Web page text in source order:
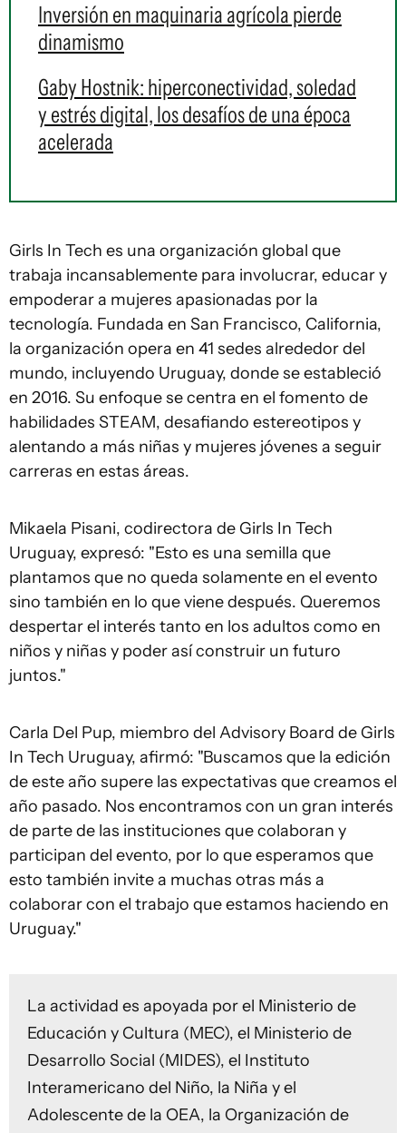
Inversión en maquinaria agrícola pierde
dinamismo
Gaby Hostnik: hiperconectividad, soledad
y estrés digital, los desafíos de una época
acelerada
Girls In Tech es una organización global que
trabaja incansablemente para involucrar, educar y
empoderar a mujeres apasionadas por la
tecnología. Fundada en San Francisco, California,
la organización opera en 41 sedes alrededor del
mundo, incluyendo Uruguay, donde se estableció
en 2016. Su enfoque se centra en el fomento de
habilidades STEAM, desafiando estereotipos y
alentando a más niñas y mujeres jóvenes a seguir
carreras en estas áreas.
Mikaela Pisani, codirectora de Girls In Tech
Uruguay, expresó: "Esto es una semilla que
plantamos que no queda solamente en el evento
sino también en lo que viene después. Queremos
despertar el interés tanto en los adultos como en
niños y niñas y poder así construir un futuro
juntos."
Carla Del Pup, miembro del Advisory Board de Girls
In Tech Uruguay, afirmó: "Buscamos que la edición
de este año supere las expectativas que creamos el
año pasado. Nos encontramos con un gran interés
de parte de las instituciones que colaboran y
participan del evento, por lo que esperamos que
esto también invite a muchas otras más a
colaborar con el trabajo que estamos haciendo en
Uruguay."
La actividad es apoyada por el Ministerio de
Educación y Cultura (MEC), el Ministerio de
Desarrollo Social (MIDES), el Instituto
Interamericano del Niño, la Niña y el
Adolescente de la OEA, la Organización de